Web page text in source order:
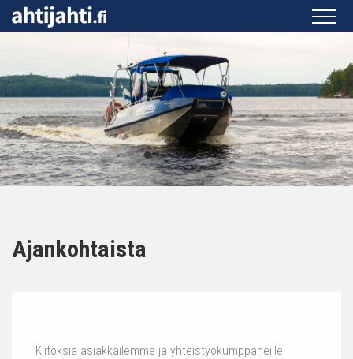
Ajankohtaista
Kiitoksia asiakkailemme ja yhteistyökumppaneille